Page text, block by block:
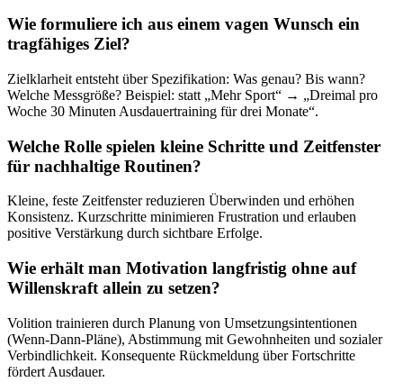
Wie formuliere ich aus einem vagen Wunsch ein
tragfähiges Ziel?
Zielklarheit entsteht über Spezifikation: Was genau? Bis wann?
Welche Messgröße? Beispiel: statt „Mehr Sport“ → „Dreimal pro
Woche 30 Minuten Ausdauertraining für drei Monate“.
Welche Rolle spielen kleine Schritte und Zeitfenster
für nachhaltige Routinen?
Kleine, feste Zeitfenster reduzieren Überwinden und erhöhen
Konsistenz. Kurzschritte minimieren Frustration und erlauben
positive Verstärkung durch sichtbare Erfolge.
Wie erhält man Motivation langfristig ohne auf
Willenskraft allein zu setzen?
Volition trainieren durch Planung von Umsetzungsintentionen
(Wenn-Dann-Pläne), Abstimmung mit Gewohnheiten und sozialer
Verbindlichkeit. Konsequente Rückmeldung über Fortschritte
fördert Ausdauer.